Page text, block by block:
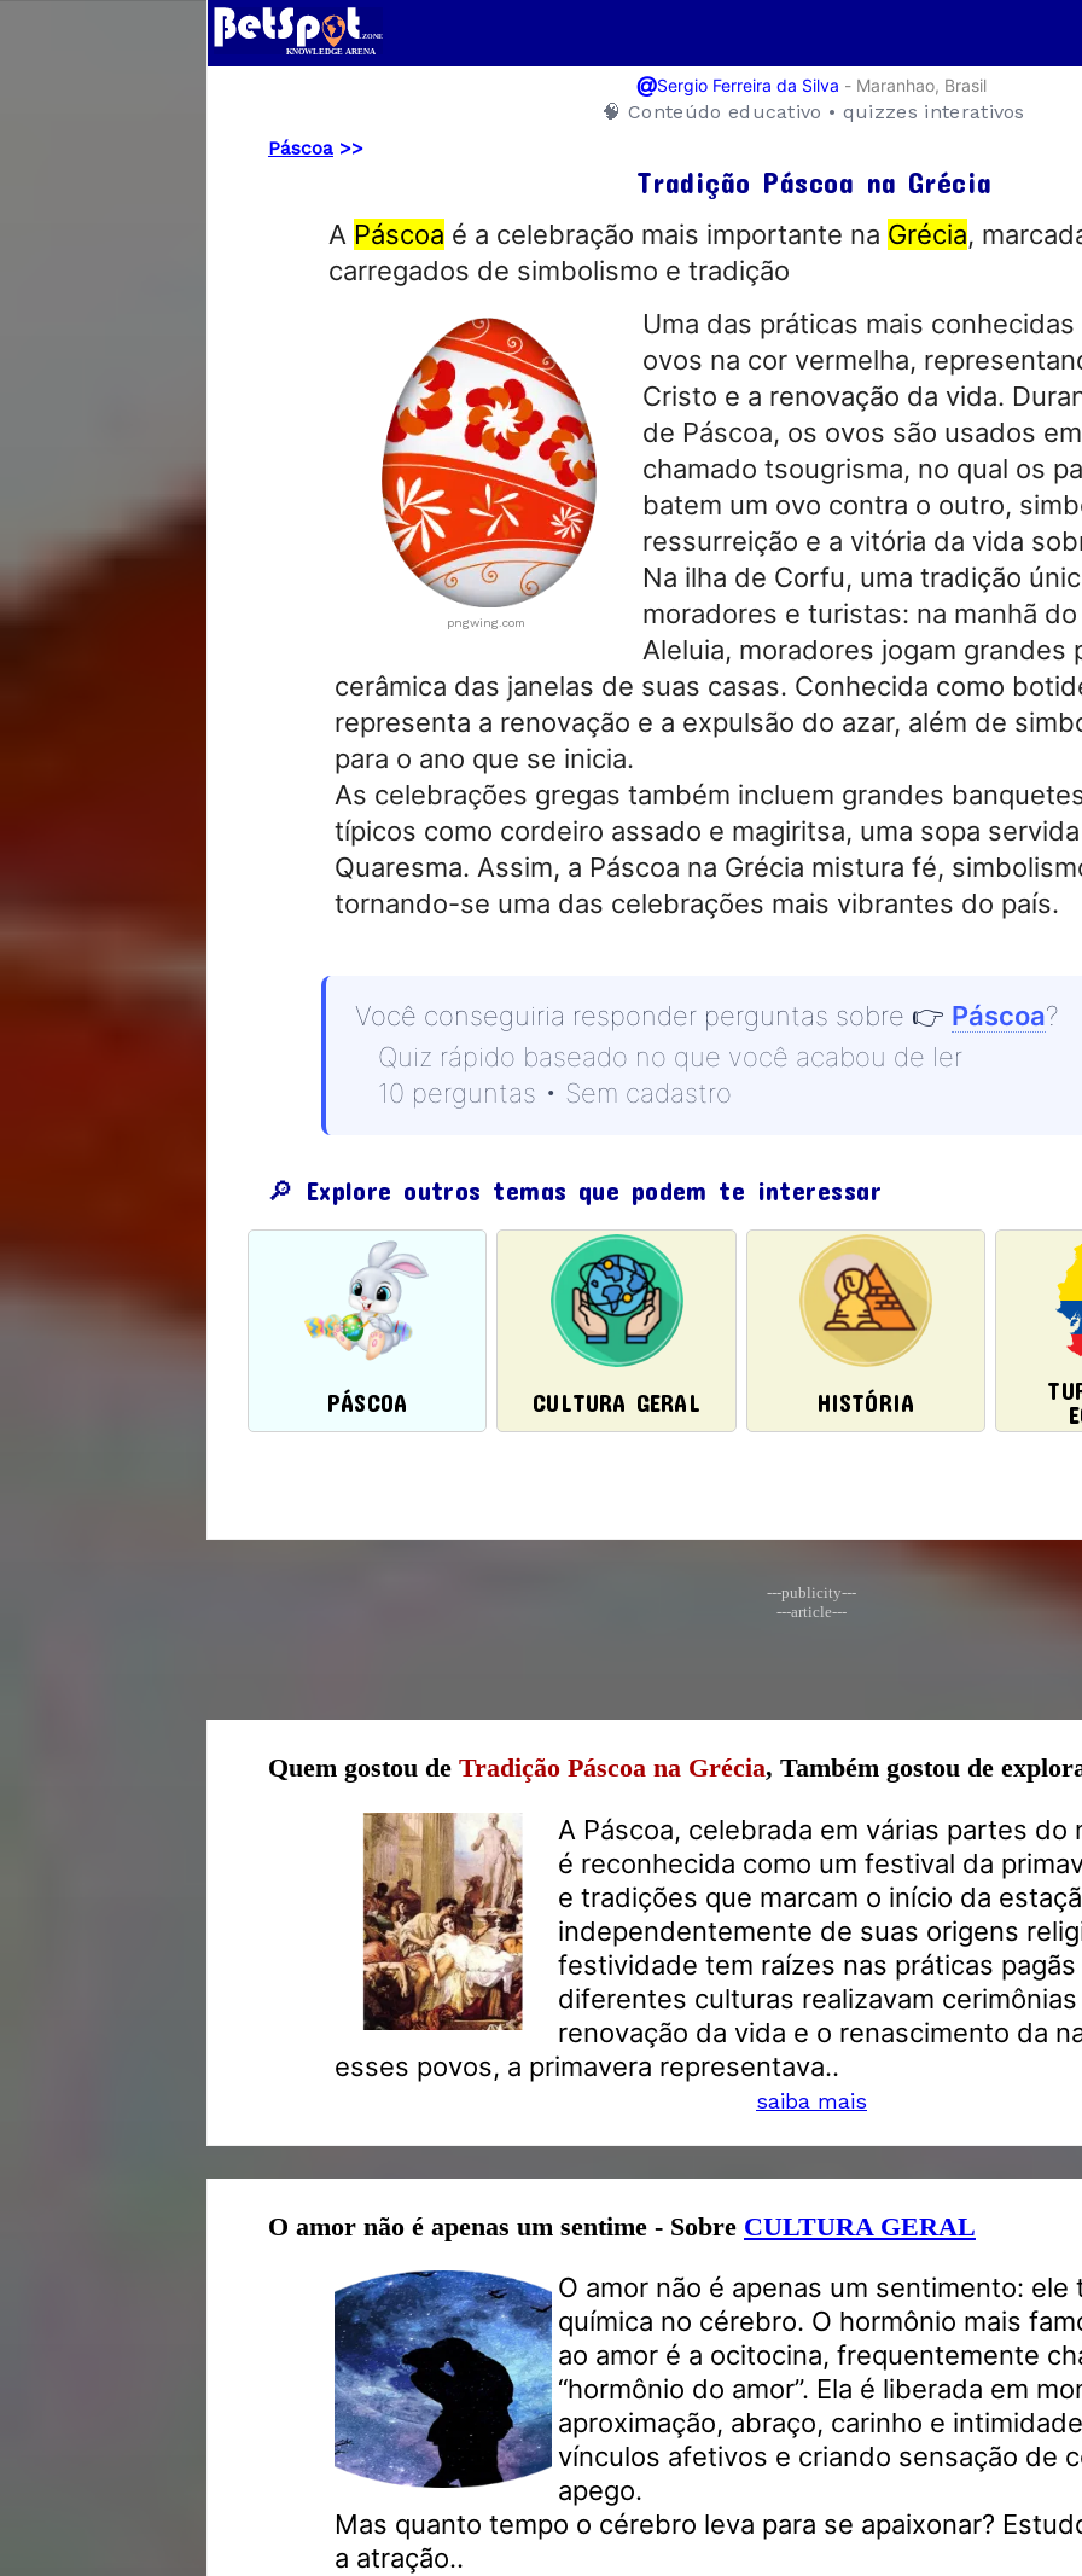
@Sergio Ferreira da Silva - Maranhao, Brasil
🧠 Conteúdo educativo • quizzes interativos
Páscoa >>
Tradição Páscoa na Grécia
A Páscoa é a celebração mais importante na Grécia,
carregados de simbolismo e tradição
pngwing.com
Uma das práticas mais
ovos na cor vermelha,
Cristo e a renovação da vida.
de Páscoa, os ovos são usados
chamado tsougrisma, no qual os
batem um ovo contra o outro,
ressurreição e a vitória da vida
Na ilha de Corfu, uma tradição
moradores e turistas: na manhã
Aleluia, moradores jogam grandes
cerâmica das janelas de suas casas. Conhecida como
representa a renovação e a expulsão do azar, além de
para o ano que se inicia.
As celebrações gregas também incluem grandes
típicos como cordeiro assado e magiritsa, uma sopa
Quaresma. Assim, a Páscoa na Grécia mistura fé,
tornando-se uma das celebrações mais vibrantes do país.
Você conseguiria responder perguntas sobre 👉 Páscoa?
Quiz rápido baseado no que você acabou de ler
10 perguntas • Sem cadastro
🔎 Explore outros temas que podem te interessar
PÁSCOA CULTURA GERAL HISTÓRIA
---publicity---
---article---
Quem gostou de Tradição Páscoa na Grécia, Também gostou de
A Páscoa, celebrada em várias partes do
é reconhecida como um festival da
e tradições que marcam o início da
independentemente de suas origens
festividade tem raízes nas práticas
diferentes culturas realizavam
renovação da vida e o renascimento da
esses povos, a primavera representava..
saiba mais
O amor não é apenas um sentime - Sobre CULTURA GERAL
O amor não é apenas um sentimento: ele
química no cérebro. O hormônio mais
ao amor é a ocitocina, frequentemente
“hormônio do amor”. Ela é liberada em
aproximação, abraço, carinho e
vínculos afetivos e criando sensação de
apego.
Mas quanto tempo o cérebro leva para se apaixonar?
a atração..